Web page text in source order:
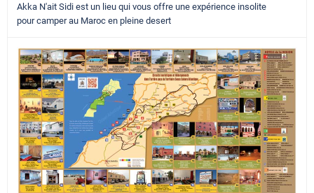
Akka N'ait Sidi est un lieu qui vous offre une expérience insolite
pour camper au Maroc en pleine desert